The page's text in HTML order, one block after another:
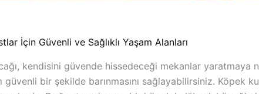
İçin Güvenli ve Sağlıklı Yaşam Alanları
kendisini güvende hissedeceği mekanlar
bir şekilde barınmasını sağlayabilirsiniz. Köpek